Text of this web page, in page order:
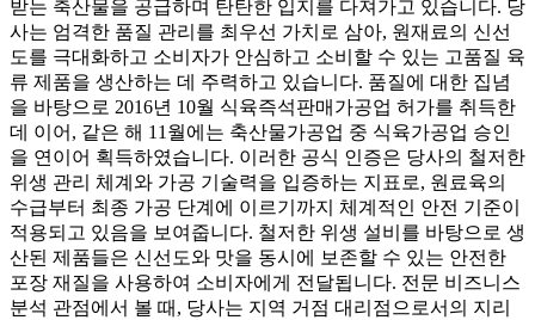
받는 축산물을 공급하며 탄탄한 입지를 다져가고 있습니다. 당
사는 엄격한 품질 관리를 최우선 가치로 삼아, 원재료의 신선
도를 극대화하고 소비자가 안심하고 소비할 수 있는 고품질 육
류 제품을 생산하는 데 주력하고 있습니다. 품질에 대한 집념
을 바탕으로 2016년 10월 식육즉석판매가공업 허가를 취득한
데 이어, 같은 해 11월에는 축산물가공업 중 식육가공업 승인
을 연이어 획득하였습니다. 이러한 공식 인증은 당사의 철저한
위생 관리 체계와 가공 기술력을 입증하는 지표로, 원료육의
수급부터 최종 가공 단계에 이르기까지 체계적인 안전 기준이
적용되고 있음을 보여줍니다. 철저한 위생 설비를 바탕으로 생
산된 제품들은 신선도와 맛을 동시에 보존할 수 있는 안전한
포장 재질을 사용하여 소비자에게 전달됩니다. 전문 비즈니스
분석 관점에서 볼 때, 당사는 지역 거점 대리점으로서의 지리